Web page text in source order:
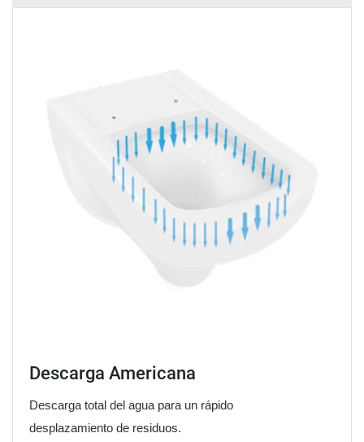
Descarga Americana
Descarga total del agua para un rápido
desplazamiento de residuos.